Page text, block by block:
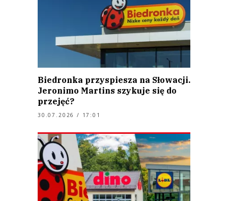
Biedronka przyspiesza na Słowacji.
Jeronimo Martins szykuje się do
przejęć?
30.07.2026 / 17:01